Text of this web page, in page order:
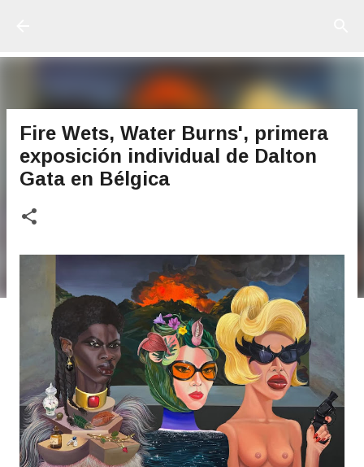
Fire Wets, Water Burns', primera
exposición individual de Dalton
Gata en Bélgica